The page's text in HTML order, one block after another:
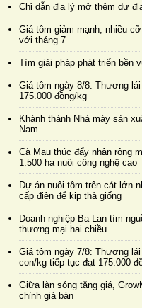
Chỉ dẫn địa lý mở thêm dư
Giá tôm giảm mạnh, nhiều
với tháng 7
Tìm giải pháp phát triển bền
Giá tôm ngày 8/8: Thương
175.000 đồng/kg
Khánh thành Nhà máy sản
Nam
Cà Mau thúc đẩy nhân rộng
1.500 ha nuôi công nghệ cao
Dự án nuôi tôm trên cát lớn
cấp điện để kịp thả giống
Doanh nghiệp Ba Lan tìm
thương mại hai chiều
Giá tôm ngày 7/8: Thương
con/kg tiếp tục đạt 175.000
Giữa làn sóng tăng giá,
chỉnh giá bán